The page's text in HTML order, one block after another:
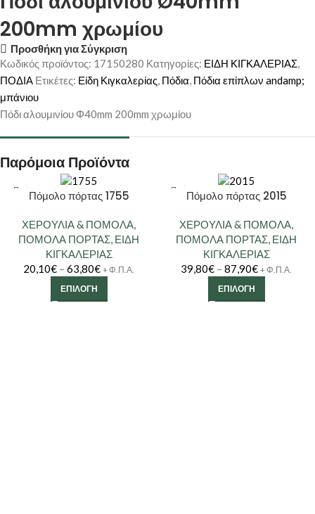
200mm χρωμίου
Προσθήκη για Σύγκριση
Κωδικός προϊόντος: 17150280 Κατηγορίες: ΕΙΔΗ ΚΙΓΚΑΛΕΡΙΑΣ,
ΠΟΔΙΑ Ετικέτες: Είδη Κιγκαλερίας, Πόδια, Πόδια επίπλων andamp;
μπάνιου
Πόδι αλουμινίου Φ40mm 200mm χρωμίου
Παρόμοια Προϊόντα
Πόμολο πόρτας 1755
ΧΕΡΟΥΛΙΑ & ΠΟΜΟΛΑ
ΠΟΜΟΛΑ ΠΟΡΤΑΣ ΕΙΔΗ
ΚΙΓΚΑΛΕΡΙΑΣ
20,10€ – 63,80€ + Φ.Π.Α.
ΕΠΙΛΟΓΉ
Πόμολο πόρτας 2015
ΧΕΡΟΥΛΙΑ & ΠΟΜΟΛΑ
ΠΟΜΟΛΑ ΠΟΡΤΑΣ ΕΙΔΗ
ΚΙΓΚΑΛΕΡΙΑΣ
39,80€ – 87,90€ + Φ.Π.Α.
ΕΠΙΛΟΓΉ